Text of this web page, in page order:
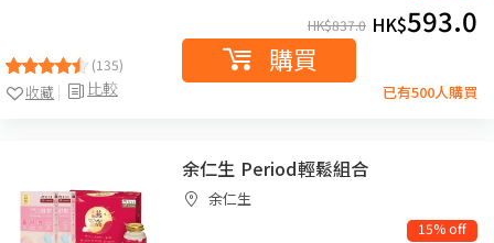
(135)
比較
收藏
HK$837.0 HK$593.0
購買
已有500人購買
余仁生 Period輕鬆組合
余仁生
15% off